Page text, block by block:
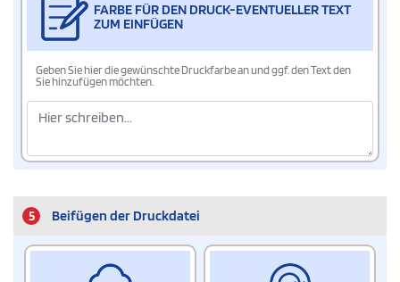
FARBE FÜR DEN DRUCK-EVENTUELLER TEXT
ZUM EINFÜGEN
Geben Sie hier die gewünschte Druckfarbe an und ggf. den Text den
Sie hinzufügen möchten.
5 Beifügen der Druckdatei